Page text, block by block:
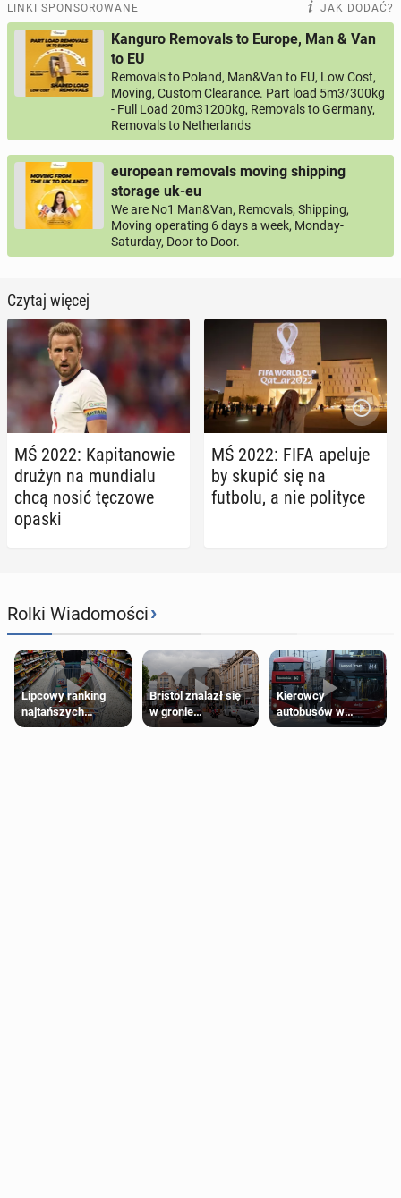
LINKI SPONSOROWANE JAK DODAĆ?
Kanguro Removals to Europe, Man & Van
to EU
Removals to Poland, Man&Van to EU, Low Cost,
Moving, Custom Clearance. Part load 5m3/300kg
- Full Load 20m31200kg, Removals to Germany,
Removals to Netherlands
european removals moving shipping
storage uk-eu
We are No1 Man&Van, Removals, Shipping,
Moving operating 6 days a week, Monday-
Saturday, Door to Door.
Czytaj więcej
MŚ 2022: Ka­pi­ta­no­wie
drużyn na mun­dia­lu
chcą nosić tęczowe
opaski
MŚ 2022: FIFA apeluje
by skupić się na
futbolu, a nie po­li­ty­ce
Rolki Wiadomości›
Lipcowy ranking
najtańszych
supermarketów
Bristol znalazł się
w gronie
najlepszych
Kierowcy
autobusów w
Londynie